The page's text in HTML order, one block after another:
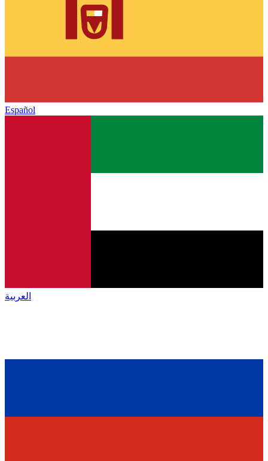
Español
العربية